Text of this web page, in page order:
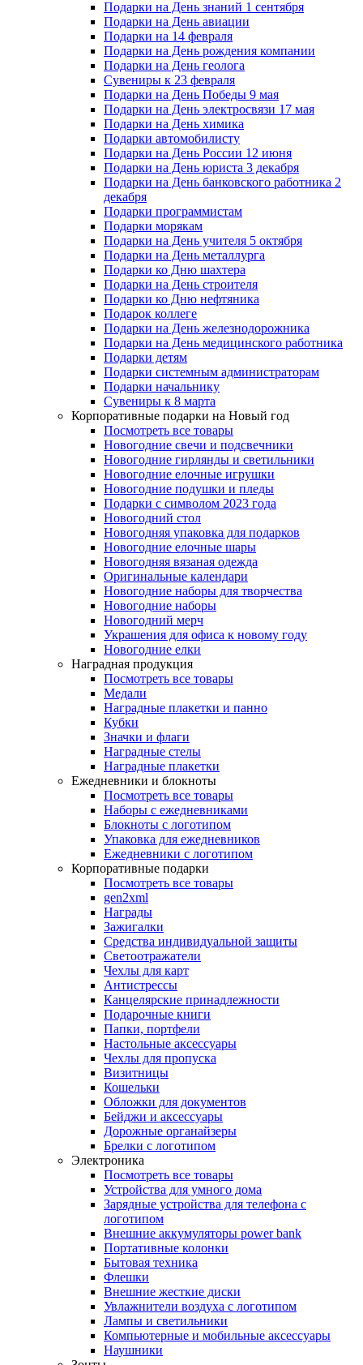
Подарки на День знаний 1 сентября
Подарки на День авиации
Подарки на 14 февраля
Подарки на День рождения компании
Подарки на День геолога
Сувениры к 23 февраля
Подарки на День Победы 9 мая
Подарки на День электросвязи 17 мая
Подарки на День химика
Подарки автомобилисту
Подарки на День России 12 июня
Подарки на День юриста 3 декабря
Подарки на День банковского работника 2
декабря
Подарки программистам
Подарки морякам
Подарки на День учителя 5 октября
Подарки на День металлурга
Подарки ко Дню шахтера
Подарки на День строителя
Подарки ко Дню нефтяника
Подарок коллеге
Подарки на День железнодорожника
Подарки на День медицинского работника
Подарки детям
Подарки системным администраторам
Подарки начальнику
Сувениры к 8 марта
Корпоративные подарки на Новый год
Посмотреть все товары
Новогодние свечи и подсвечники
Новогодние гирлянды и светильники
Новогодние елочные игрушки
Новогодние подушки и пледы
Подарки с символом 2023 года
Новогодний стол
Новогодняя упаковка для подарков
Новогодние елочные шары
Новогодняя вязаная одежда
Оригинальные календари
Новогодние наборы для творчества
Новогодние наборы
Новогодний мерч
Украшения для офиса к новому году
Новогодние елки
Наградная продукция
Посмотреть все товары
Медали
Наградные плакетки и панно
Кубки
Значки и флаги
Наградные стелы
Наградные плакетки
Ежедневники и блокноты
Посмотреть все товары
Наборы с ежедневниками
Блокноты с логотипом
Упаковка для ежедневников
Ежедневники с логотипом
Корпоративные подарки
Посмотреть все товары
gen2xml
Награды
Зажигалки
Средства индивидуальной защиты
Светоотражатели
Чехлы для карт
Антистрессы
Канцелярские принадлежности
Подарочные книги
Папки, портфели
Настольные аксессуары
Чехлы для пропуска
Визитницы
Кошельки
Обложки для документов
Бейджи и аксессуары
Дорожные органайзеры
Брелки с логотипом
Электроника
Посмотреть все товары
Устройства для умного дома
Зарядные устройства для телефона с
логотипом
Внешние аккумуляторы power bank
Портативные колонки
Бытовая техника
Флешки
Внешние жесткие диски
Увлажнители воздуха с логотипом
Лампы и светильники
Компьютерные и мобильные аксессуары
Наушники